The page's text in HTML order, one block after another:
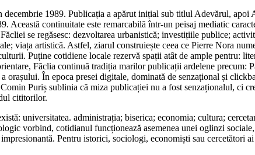
1989. Publicația a apărut inițial sub titlul Adevărul,
Această continuitate este remarcabilă într-un peisaj mediatic
se regăsesc: dezvoltarea urbanistică; investițiile publice;
viața artistică. Astfel, ziarul construiește ceea ce Pierre Nora
Puține cotidiene locale rezervă spații atât de ample pentru:
Făclia continuă tradiția marilor publicații ardelene precum:
orașului. În epoca presei digitale, dominată de senzațional și
Puriș sublinia că miza publicației nu a fost senzaționalul, ci
cititorilor.
universitatea. administrația; biserica; economia; cultura;
vorbind, cotidianul funcționează asemenea unei oglinzi
Pentru istorici, sociologi, economiști sau cercetători